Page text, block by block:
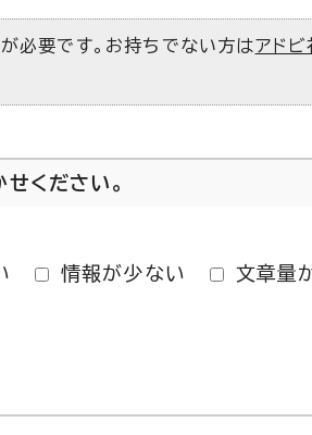
要です。お持ちでない方はアドビ
ください。
情報が少ない
文章量